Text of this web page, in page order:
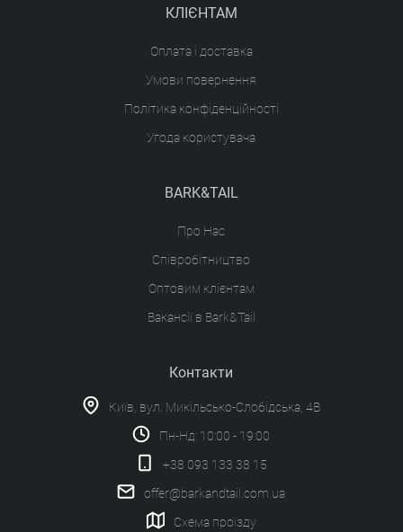
КЛІЄНТАМ
Оплата і доставка
Умови повернення
Політика конфіденційності
Угода користувача
BARK&TAIL
Про Нас
Співробітництво
Оптовим клієнтам
Вакансії в Bark&Tail
Контакти
Київ, вул. Микільсько-Слобідська, 4В
Пн-Нд: 10:00 - 19:00
+38 093 133 38 15
offer@barkandtail.com.ua
Схема проїзду